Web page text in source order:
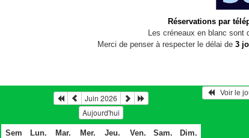
Réservations par
Les créneaux en blanc sont
Merci de penser à respecter le délai de 3
Juin 2026
Aujourd'hui
Sem Lun. Mar. Mer. Jeu. Ven. Sam.
Dim.
Voir le